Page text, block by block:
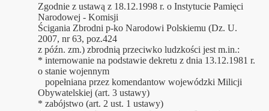
Zgodnie z ustawą z 18.12.1998 r. o Instytucie Pamięci
Narodowej - Komisji
Ścigania Zbrodni p-ko Narodowi Polskiemu (Dz. U.
2007, nr 63, poz.424
z późn. zm.) zbrodnią przeciwko ludzkości jest m.in.:
* internowanie na podstawie dekretu z dnia 13.12.1981 r.
o stanie wojennym
popełniana przez komendantow wojewódzki Milicji
Obywatelskiej (art. 3 ustawy)
* zabójstwo (art. 2 ust. 1 ustawy)